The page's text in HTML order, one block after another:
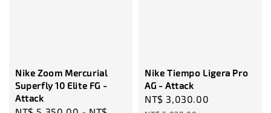
Nike Zoom Mercurial
Superfly 10 Elite FG -
Attack
Nike Tiempo Ligera Pro
AG - Attack
Sale
NT$ 3,030.00